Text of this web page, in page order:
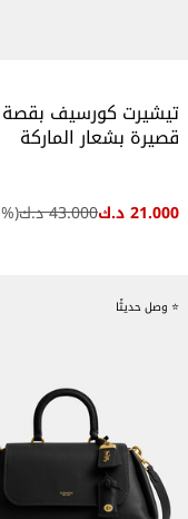
تيشيرت كورسيف بقصة
قصيرة بشعار الماركة
21.000 د.ك 43.000 د.ك (
%)
⭐ وصل حديثًا